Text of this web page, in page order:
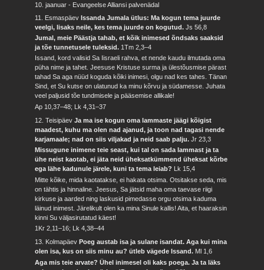
10. jaanuar - Evangeelse Alliansi palvenädal
11. EsmaspäevIssanda Jumala ütlus: Ma kogun tema juurde
veelgi, lisaks neile, kes tema juurde on kogutud.Js 56,8
Jumal, meie Päästja tahab, et kõik inimesed õndsaks saaksid
ja tõe tunnetusele tuleksid. 1Tm 2,3–4
Issand, kord valisid Sa Iisraeli rahva, et nende kaudu ilmutada oma
püha nime ja tahet. Jeesuse Kristuse surma ja ülestõusmise pärast
tahad Sa aga nüüd koguda kõiki inimesi, olgu nad kes tahes. Tänan
Sind, et Su kutse on ulatunud ka minu kõrvu ja südamesse. Juhata
veel paljusid tõe tundmisele ja pääsemise allikale!
Ap 10,37–48; Lk 4,31–37
12. TeisipäevJa ma ise kogun oma lammaste jäägi kõigist
maadest, kuhu ma olen nad ajanud, ja toon nad tagasi nende
karjamaale; nad on siis viljakad ja neid saab palju.Jr 23,3
Missugune inimene teie seast, kui tal on sada lammast ja ta
ühe neist kaotab, ei jäta neid üheksatkümmend üheksat kõrbe
ega lähe kadunule järele, kuni ta tema leiab?
Lk 15,4
Mitte kõike, mida kaotatakse, ei hakata otsima. Otsitakse seda, mis
on tähtis ja hinnaline. Jeesus, Sa jätsid maha oma taevase riigi
kirkuse ja aarded ning laskusid pimedasse orgu otsima kaduma
läinud inimest. Järelikult olen ka mina Sinule kallis! Aita, et haaraksin
kinni Su väljasirutatud käest!
1Kr 2,11–16; Lk 4,38–44
13. Kolmapäev Poeg austab isa ja sulane isandat. Aga kui mina
olen isa, kus on siis minu au? ütleb vägede Issand. Ml 1,6
Aga mis teie arvate? Ühel inimesel oli kaks poega. Ja ta läks